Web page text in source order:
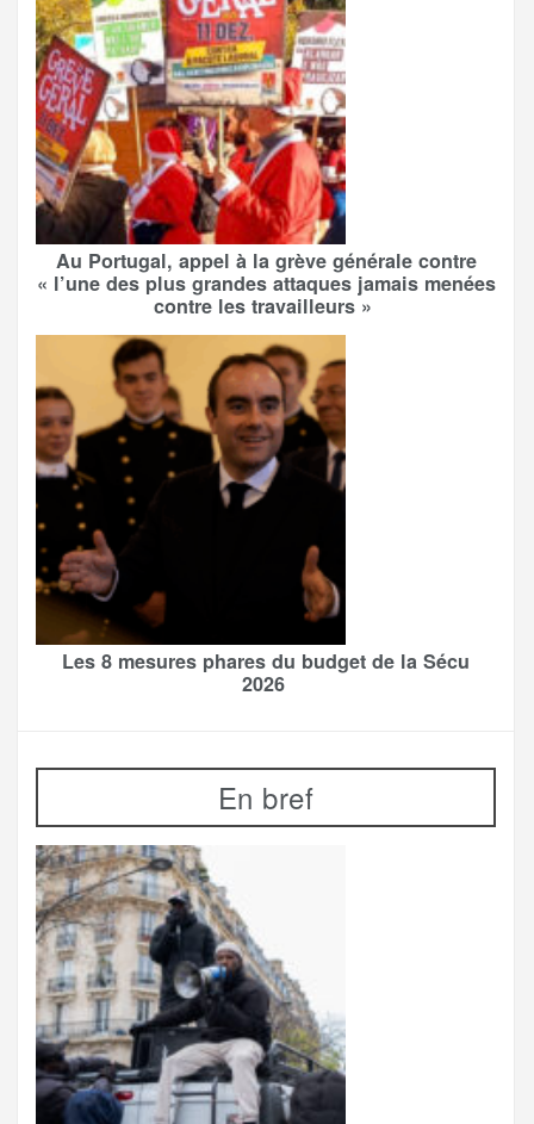
Au Portugal, appel à la grève générale contre
« l’une des plus grandes attaques jamais menées
contre les travailleurs »
Les 8 mesures phares du budget de la Sécu
2026
En bref